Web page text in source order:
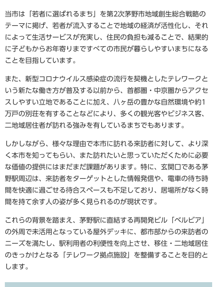
当市は「若者に選ばれるまち」を第2次茅野市地域創生総合戦略の
テーマに掲げ、若者が流入することで地域の経済が活性化し、それ
によって生活サービスが充実し、住民の負担も減ることで、結果的
に子どもからお年寄りまですべての市民が暮らしやすいまちになる
ことを目指しています。
また、新型コロナウイルス感染症の流行を契機としたテレワークと
いう新たな働き方が普及する以前から、首都圏・中京圏からアクセ
スしやすい立地であることに加え、八ヶ岳の豊かな自然環境や約1
万戸の別荘を有することなどにより、多くの観光客やビジネス客、
二地域居住者が訪れる強みを有しているまちでもあります。
しかしながら、様々な理由で本市に訪れる来訪者に対して、より深
く本市を知ってもらい、また訪れたいと思っていただくために必要
な価値の提供にはまだまだ課題があります。特に、玄関口である茅
野駅周辺は、来訪者をターゲットとした情報発信や、電車の待ち時
間を快適に過ごせる待合スペースも不足しており、居場所がなく時
間を持て余す人の姿が多く見られるのが現状です。
これらの背景を踏まえ、茅野駅に直結する再開発ビル「ベルビア」
の外周で未活用となっている屋外デッキに、都市部からの来訪者の
ニーズを満たし、駅利用者の利便性を向上させ、移住・二地域居住
のきっかけとなる「テレワーク拠点施設」を整備することを目的と
します。